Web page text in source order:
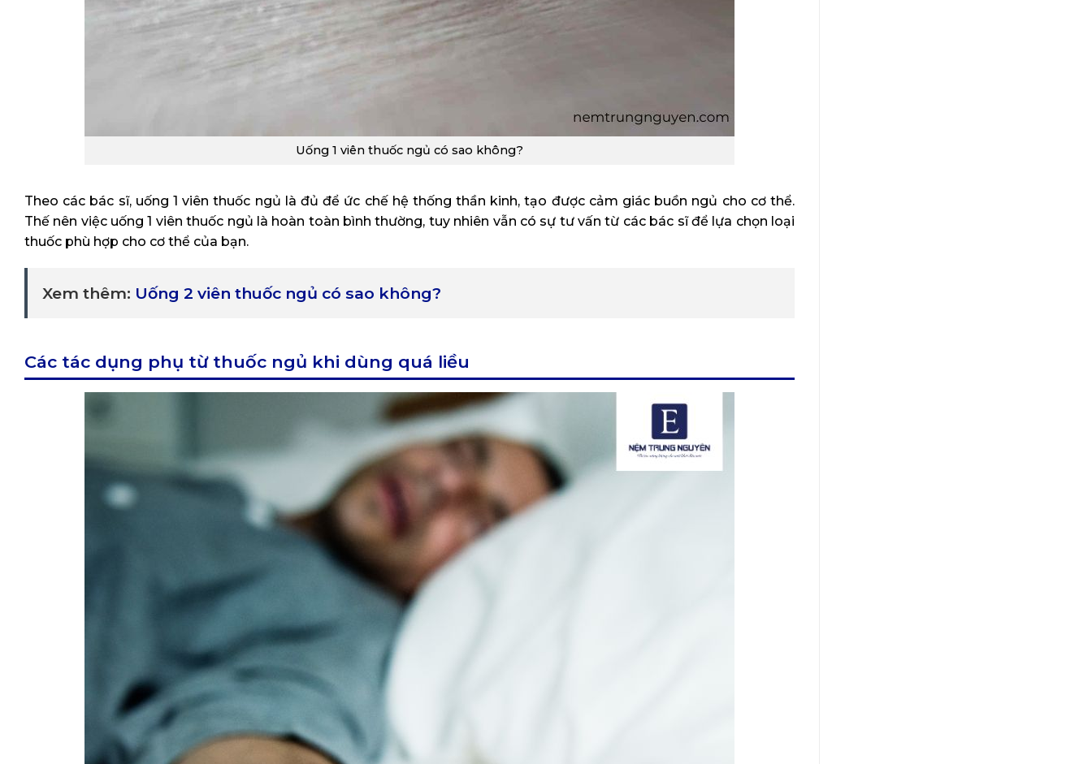
Uống 1 viên thuốc ngủ có sao không?
Theo các bác sĩ, uống 1 viên thuốc ngủ là đủ để ức chế hệ thống thần kinh, tạo được cảm giác buồn ngủ cho cơ thể.
Thế nên việc uống 1 viên thuốc ngủ là hoàn toàn bình thường, tuy nhiên vẫn có sự tư vấn từ các bác sĩ để lựa chọn loại
thuốc phù hợp cho cơ thể của bạn.
Xem thêm: Uống 2 viên thuốc ngủ có sao không?
Các tác dụng phụ từ thuốc ngủ khi dùng quá liều